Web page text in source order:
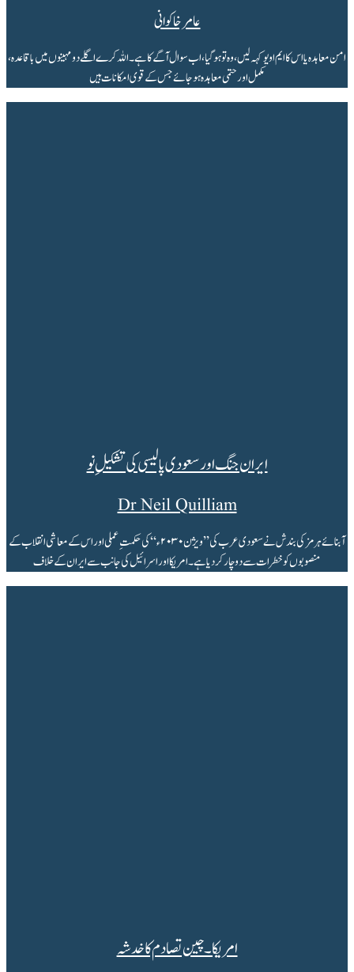
عامر خاکوانی
امن معاہدہ یا اس کا ایم او یو کہہ لیں، وہ تو ہوگیا، اب سوال آگے کا ہے۔ اللہ کرے اگلے دو مہینوں میں باقاعدہ،
مکمل اور حتمی معاہدہ ہوجائے جس کے قوی امکانات ہیں
ایران جنگ اور سعودی پالیسی کی تشکیلِ نو
Dr Neil Quilliam
آبنائے ہرمز کی بندش نے سعودی عرب کی ’’ویژن ۲۰۳۰ء‘‘ کی حکمتِ عملی اور اس کے معاشی انقلاب کے
منصوبوں کو خطرات سے دوچار کر دیا ہے۔امریکا اور اسرائیل کی جانب سے ایران کے خلاف
امریکا ۔ چین تصادم کا خدشہ